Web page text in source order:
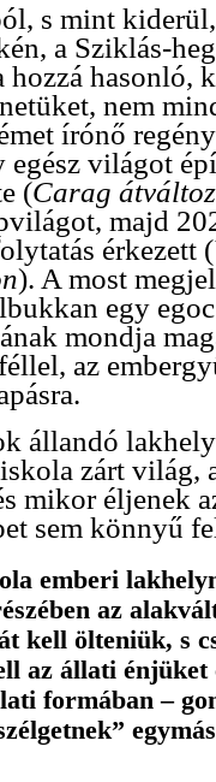
s mint
a Sziklás-
hasonló,
nem
írónő
egész világot
(Carag
majd
érkezett (
). A most
egy
mondja
az
állandó
zárt
mikor éljenek
sem könnyű
emberi
az
kell ölteniük, s
az állati
formában –